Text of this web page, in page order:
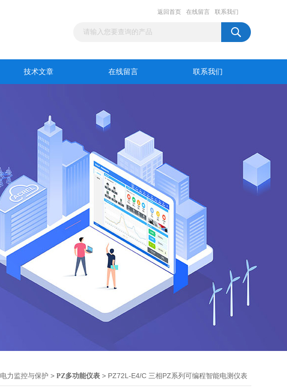
返回首页 在线留言 联系我们
技术文章 在线留言 联系我们
电力监控与保护 > PZ多功能仪表 > PZ72L-E4/C 三相PZ系列可编程智能电测仪表